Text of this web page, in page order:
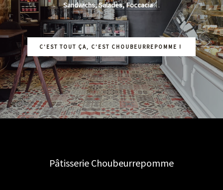
Sandwichs, Salades, Foccacia…
C’EST TOUT ÇA, C’EST CHOUBEURREPOMME !
Pâtisserie Choubeurrepomme